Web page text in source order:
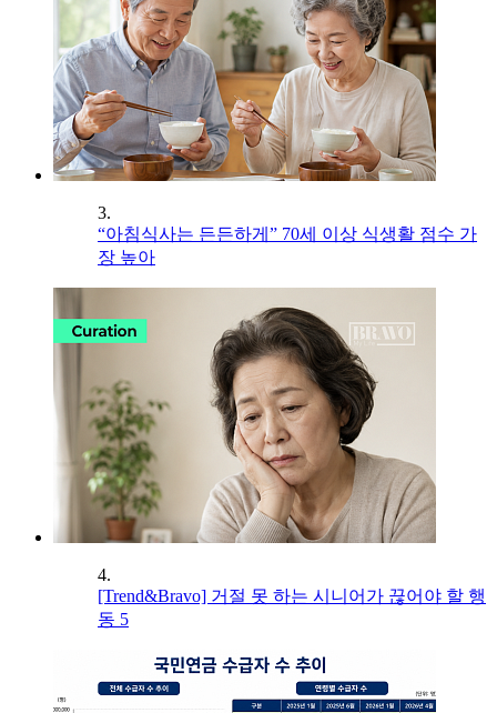
3.
“아침식사는 든든하게” 70세 이상 식생활 점수 가
장 높아
4.
[Trend&Bravo] 거절 못 하는 시니어가 끊어야 할 행
동 5